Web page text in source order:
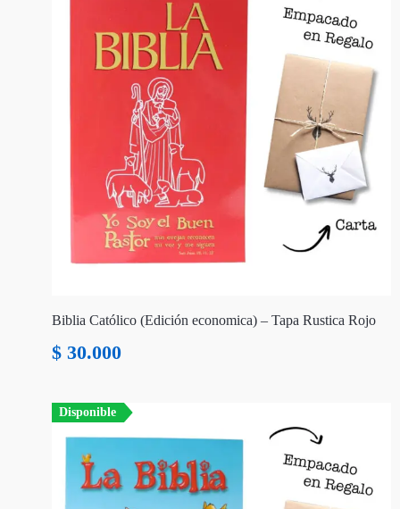
Biblia Católico (Edición economica) – Tapa Rustica Rojo
$ 30.000
Disponible